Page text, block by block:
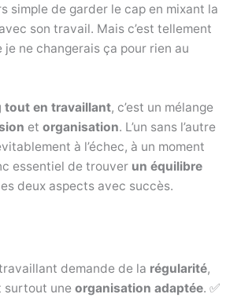
simple de garder le cap en mixant la
son travail. Mais c’est tellement
je ne changerais ça pour rien au
tout en travaillant, c’est un mélange
et organisation. L’un sans l’autre
à l’échec, à un moment
essentiel de trouver un équilibre
deux aspects avec succès.
demande de la régularité,
surtout une organisation adaptée. ✅